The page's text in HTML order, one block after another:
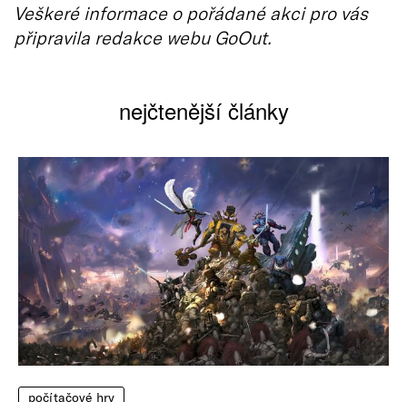
Veškeré informace o pořádané akci pro vás
připravila redakce webu GoOut.
nejčtenější články
počítačové hry